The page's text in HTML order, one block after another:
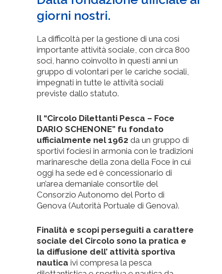
giorni nostri.
La difficoltà per la gestione di una così
importante attività sociale, con circa 800
soci, hanno coinvolto in questi anni un
gruppo di volontari per le cariche sociali,
impegnati in tutte le attività sociali
previste dallo statuto.
Il “Circolo Dilettanti Pesca – Foce
DARIO SCHENONE” fu fondato
ufficialmente nel 1962 da un gruppo di
sportivi fociesi in armonia con le tradizioni
marinaresche della zona della Foce in cui
oggi ha sede ed è concessionario di
un’area demaniale consortile del
Consorzio Autonomo del Porto di
Genova (Autorità Portuale di Genova).
Finalità e scopi perseguiti a carattere
sociale del Circolo sono la pratica e
la diffusione dell’ attività sportiva
nautica ivi compresa la pesca